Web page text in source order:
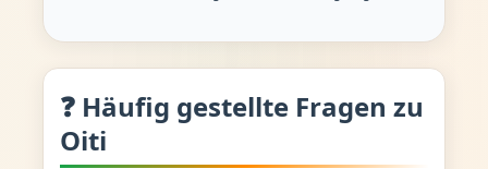
❓ Häufig gestellte Fragen zu
Oiti